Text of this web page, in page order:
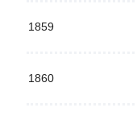
1859
1860